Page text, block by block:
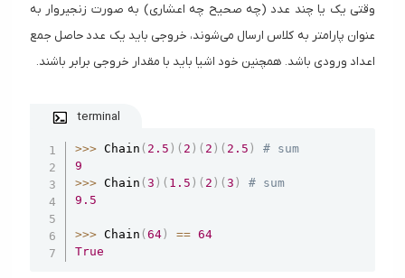
وقتی یک یا چند عدد (چه صحیح چه اعشاری) به صورت زنجیروار به
عنوان پارامتر به کلاس ارسال می‌شوند، خروجی باید یک عدد حاصل جمع
اعداد ورودی باشد. همچنین خود اشیا باید با مقدار خروجی برابر باشند.
terminal
>>> Chain ( 2.5 ) ( 2 ) ( 2 ) ( 2.5 )
# sum
9
>>> Chain (3 ) ( 1.5 ) ( 2 ) (3 )
# sum
9.5
>>> Chain (64 ) == 64
True